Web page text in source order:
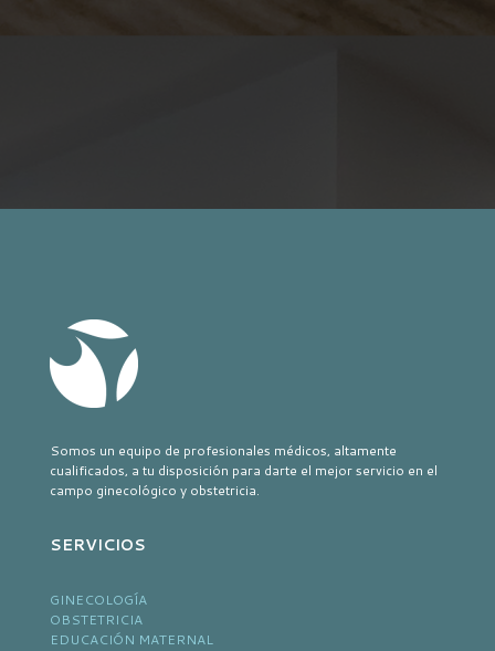
Somos un equipo de profesionales médicos, altamente
cualificados, a tu disposición para darte el mejor servicio en el
campo ginecológico y obstetricia.
SERVICIOS
GINECOLOGÍA
OBSTETRICIA
EDUCACIÓN MATERNAL